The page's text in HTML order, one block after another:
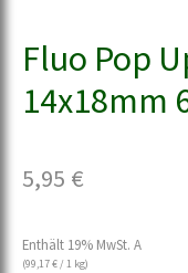
Fluo Pop
14x18mm
5,95 €
Enthält 19% MwSt. A
(99,17€/ 1 kg)